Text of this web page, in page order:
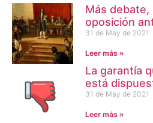
Más debate,
oposición
31 de May de 2021
Leer más »
La garantía
está
31 de May de 2021
Leer más »